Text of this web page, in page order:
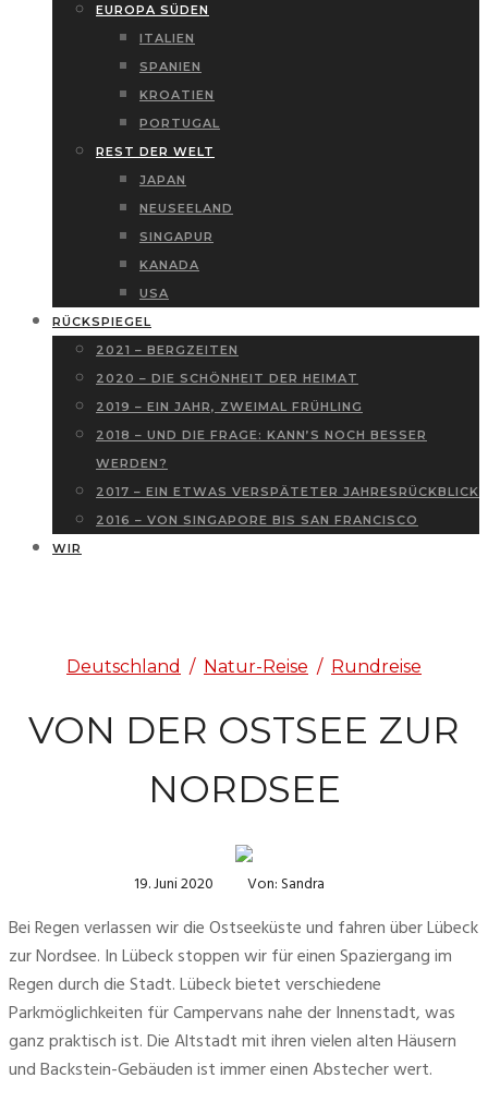
EUROPA SÜDEN
ITALIEN
SPANIEN
KROATIEN
PORTUGAL
REST DER WELT
JAPAN
NEUSEELAND
SINGAPUR
KANADA
USA
RÜCKSPIEGEL
2021 – BERGZEITEN
2020 – DIE SCHÖNHEIT DER HEIMAT
2019 – EIN JAHR, ZWEIMAL FRÜHLING
2018 – UND DIE FRAGE: KANN’S NOCH BESSER
WERDEN?
2017 – EIN ETWAS VERSPÄTETER JAHRESRÜCKBLICK
2016 – VON SINGAPORE BIS SAN FRANCISCO
WIR
Deutschland / Natur-Reise / Rundreise
VON DER OSTSEE ZUR
NORDSEE
19. Juni 2020 Von: Sandra
Bei Regen verlassen wir die Ostseeküste und fahren über Lübeck
zur Nordsee. In Lübeck stoppen wir für einen Spaziergang im
Regen durch die Stadt. Lübeck bietet verschiedene
Parkmöglichkeiten für Campervans nahe der Innenstadt, was
ganz praktisch ist. Die Altstadt mit ihren vielen alten Häusern
und Backstein-Gebäuden ist immer einen Abstecher wert.